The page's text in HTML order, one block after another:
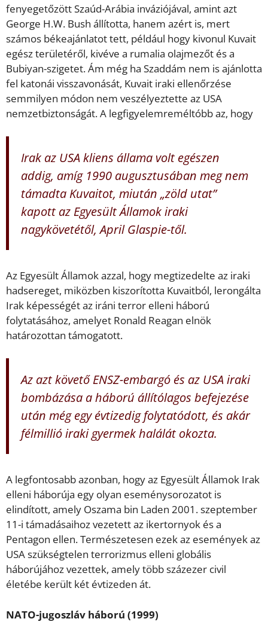
fenyegetőzött Szaúd-Arábia inváziójával, amint azt
George H.W. Bush állította, hanem azért is, mert
számos békeajánlatot tett, például hogy kivonul Kuvait
egész területéről, kivéve a rumalia olajmezőt és a
Bubiyan-szigetet. Ám még ha Szaddám nem is ajánlotta
fel katonái visszavonását, Kuvait iraki ellenőrzése
semmilyen módon nem veszélyeztette az USA
nemzetbiztonságát. A legfigyelemreméltóbb az, hogy
Irak az USA kliens állama volt egészen
addig, amíg 1990 augusztusában meg nem
támadta Kuvaitot, miután „zöld utat”
kapott az Egyesült Államok iraki
nagykövetétől, April Glaspie-től.
Az Egyesült Államok azzal, hogy megtizedelte az iraki
hadsereget, miközben kiszorította Kuvaitból, lerongálta
Irak képességét az iráni terror elleni háború
folytatásához, amelyet Ronald Reagan elnök
határozottan támogatott.
Az azt követő ENSZ-embargó és az USA iraki
bombázása a háború állítólagos befejezése
után még egy évtizedig folytatódott, és akár
félmillió iraki gyermek halálát okozta.
A legfontosabb azonban, hogy az Egyesült Államok Irak
elleni háborúja egy olyan eseménysorozatot is
elindított, amely Oszama bin Laden 2001. szeptember
11-i támadásaihoz vezetett az ikertornyok és a
Pentagon ellen. Természetesen ezek az események az
USA szükségtelen terrorizmus elleni globális
háborújához vezettek, amely több százezer civil
életébe került két évtizeden át.
NATO-jugoszláv háború (1999)